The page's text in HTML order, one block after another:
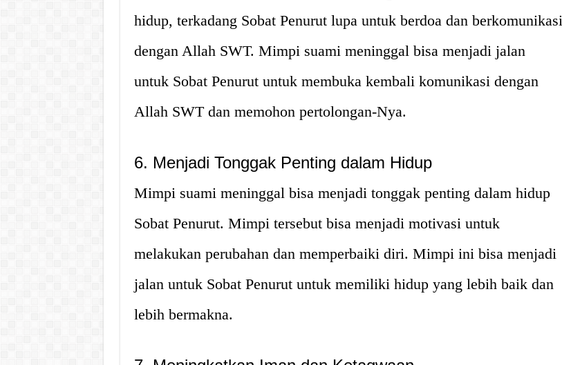
hidup, terkadang Sobat Penurut lupa untuk berdoa dan berkomunikasi
dengan Allah SWT. Mimpi suami meninggal bisa menjadi jalan
untuk Sobat Penurut untuk membuka kembali komunikasi dengan
Allah SWT dan memohon pertolongan-Nya.
6. Menjadi Tonggak Penting dalam Hidup
Mimpi suami meninggal bisa menjadi tonggak penting dalam hidup
Sobat Penurut. Mimpi tersebut bisa menjadi motivasi untuk
melakukan perubahan dan memperbaiki diri. Mimpi ini bisa menjadi
jalan untuk Sobat Penurut untuk memiliki hidup yang lebih baik dan
lebih bermakna.